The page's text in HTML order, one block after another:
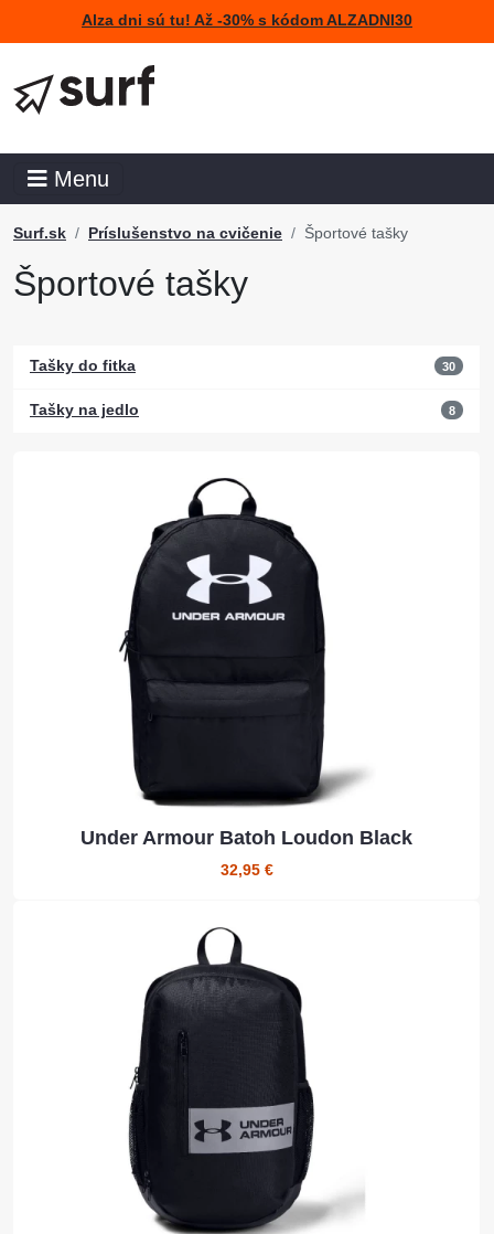
Alza dni sú tu! Až -30% s kódom ALZADNI30
Menu
Surf.sk Príslušenstvo na cvičenie Športové tašky
Športové tašky
Tašky do fitka 30
Tašky na jedlo 8
Under Armour Batoh Loudon Black
32,95 €